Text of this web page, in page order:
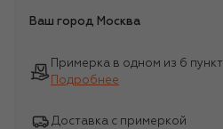
Ваш город Москва
Примерка в одном из 6
Подробнее
Доставка с примеркой